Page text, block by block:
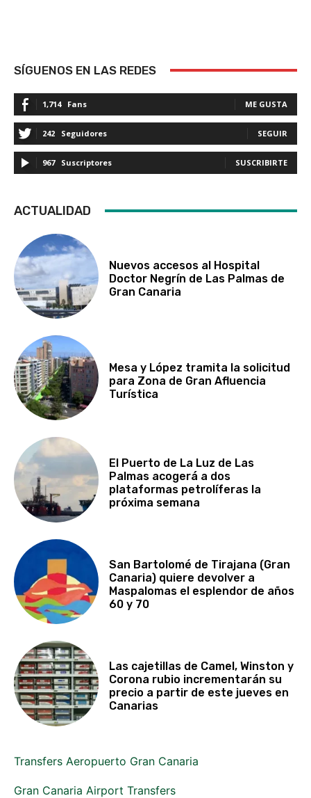
SÍGUENOS EN LAS REDES
1,714 Fans ME GUSTA
242 Seguidores SEGUIR
967 Suscriptores SUSCRIBIRTE
ACTUALIDAD
Nuevos accesos al Hospital
Doctor Negrín de Las Palmas de
Gran Canaria
Mesa y López tramita la solicitud
para Zona de Gran Afluencia
Turística
El Puerto de La Luz de Las
Palmas acogerá a dos
plataformas petrolíferas la
próxima semana
San Bartolomé de Tirajana (Gran
Canaria) quiere devolver a
Maspalomas el esplendor de años
60 y 70
Las cajetillas de Camel, Winston y
Corona rubio incrementarán su
precio a partir de este jueves en
Canarias
Transfers Aeropuerto Gran Canaria
Gran Canaria Airport Transfers